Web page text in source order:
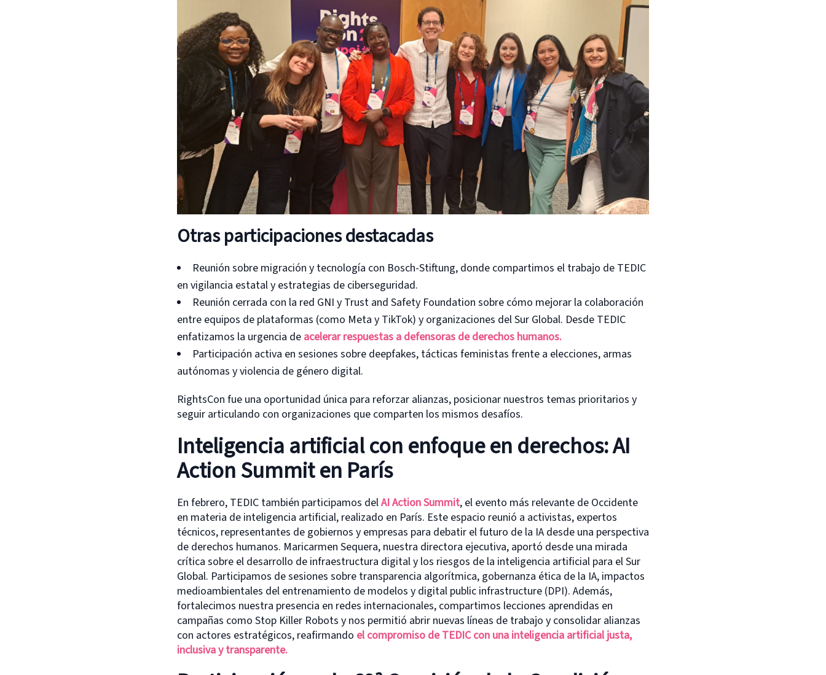
Otras participaciones destacadas
Reunión sobre migración y tecnología con Bosch-Stiftung, donde compartimos el trabajo de TEDIC
en vigilancia estatal y estrategias de ciberseguridad.
Reunión cerrada con la red GNI y Trust and Safety Foundation sobre cómo mejorar la colaboración
entre equipos de plataformas (como Meta y TikTok) y organizaciones del Sur Global. Desde TEDIC
enfatizamos la urgencia de acelerar respuestas a defensoras de derechos humanos.
Participación activa en sesiones sobre deepfakes, tácticas feministas frente a elecciones, armas
autónomas y violencia de género digital.
RightsCon fue una oportunidad única para reforzar alianzas, posicionar nuestros temas prioritarios y
seguir articulando con organizaciones que comparten los mismos desafíos.
Inteligencia artificial con enfoque en derechos: AI
Action Summit en París
En febrero, TEDIC también participamos delAI Action Summit, el evento más relevante de Occidente
en materia de inteligencia artificial, realizado en París. Este espacio reunió a activistas, expertos
técnicos, representantes de gobiernos y empresas para debatir el futuro de la IA desde una perspectiva
de derechos humanos. Maricarmen Sequera, nuestra directora ejecutiva, aportó desde una mirada
crítica sobre el desarrollo de infraestructura digital y los riesgos de la inteligencia artificial para el Sur
Global. Participamos de sesiones sobre transparencia algorítmica, gobernanza ética de la IA, impactos
medioambientales del entrenamiento de modelos y digital public infrastructure (DPI). Además,
fortalecimos nuestra presencia en redes internacionales, compartimos lecciones aprendidas en
campañas como Stop Killer Robots y nos permitió abrir nuevas líneas de trabajo y consolidar alianzas
con actores estratégicos, reafirmando el compromiso de TEDIC con una inteligencia artificial justa,
inclusiva y transparente.